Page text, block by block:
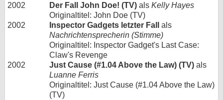
2002
Der Fall John Doe! (TV) als Kelly Hayes
Originaltitel: John Doe (TV)
2002
Inspector Gadgets letzter Fall
als
Nachrichtensprecherin (Stimme)
Originaltitel: Inspector Gadget's Last Case:
Claw's Revenge
2002
Just Cause (#1.04 Above the Law) (TV) als
Luanne Ferris
Originaltitel: Just Cause (#1.04 Above the Law)
(TV)